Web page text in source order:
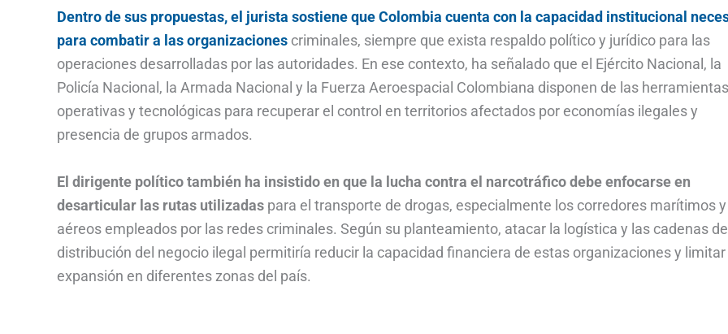
Dentro de sus propuestas, el jurista sostiene que Colombia cuenta con la capacidad institucional
para combatir a las organizaciones criminales, siempre que exista respaldo político y jurídico para las
operaciones desarrolladas por las autoridades. En ese contexto, ha señalado que el Ejército Nacional, la
Policía Nacional, la Armada Nacional y la Fuerza Aeroespacial Colombiana disponen de las herramientas
operativas y tecnológicas para recuperar el control en territorios afectados por economías ilegales y
presencia de grupos armados.
El dirigente político también ha insistido en que la lucha contra el narcotráfico debe enfocarse en
desarticular las rutas utilizadas para el transporte de drogas, especialmente los corredores marítimos y
aéreos empleados por las redes criminales. Según su planteamiento, atacar la logística y las cadenas de
distribución del negocio ilegal permitiría reducir la capacidad financiera de estas organizaciones y
expansión en diferentes zonas del país.